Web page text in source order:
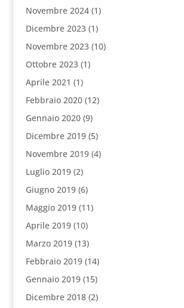
Novembre 2024(1)
Dicembre 2023(1)
Novembre 2023(10)
Ottobre 2023(1)
Aprile 2021 (1)
Febbraio 2020(12)
Gennaio 2020(9)
Dicembre 2019(5)
Novembre 2019(4)
Luglio 2019(2)
Giugno 2019(6)
Maggio 2019(11)
Aprile 2019(10)
Marzo 2019(13)
Febbraio 2019(14)
Gennaio 2019(15)
Dicembre 2018(2)